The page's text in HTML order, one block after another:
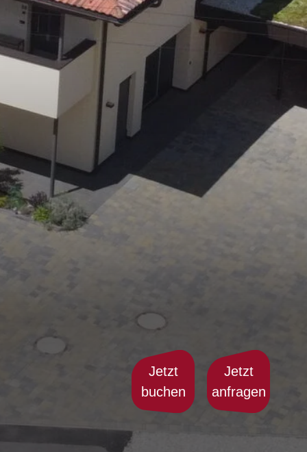
Jetzt
anfragen
Jetzt
buchen